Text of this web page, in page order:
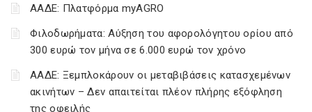
ΑΑΔΕ: Πλατφόρμα myAGRO
Φιλοδωρήματα: Αύξηση του αφορολόγητου ορίου από
300 ευρώ τον μήνα σε 6.000 ευρώ τον χρόνο
ΑΑΔΕ: Ξεμπλοκάρουν οι μεταβιβάσεις κατασχεμένων
ακινήτων – Δεν απαιτείται πλέον πλήρης εξόφληση
της οφειλής